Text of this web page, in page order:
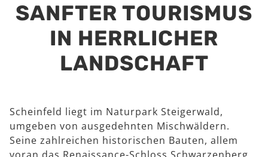
SANFTER TOURISMUS
IN HERRLICHER
LANDSCHAFT
Scheinfeld liegt im Naturpark Steigerwald,
umgeben von ausgedehnten Mischwäldern.
Seine zahlreichen historischen Bauten, allem